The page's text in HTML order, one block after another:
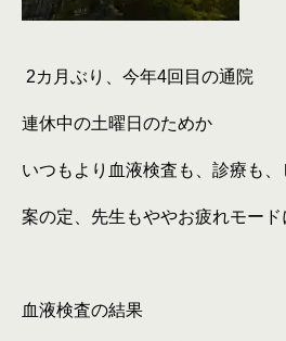
2カ月ぶり、今年4回目の通院
連休中の土曜日のためか
いつもより血液検査も、診療も、
案の定、先生もややお疲れモード
血液検査の結果